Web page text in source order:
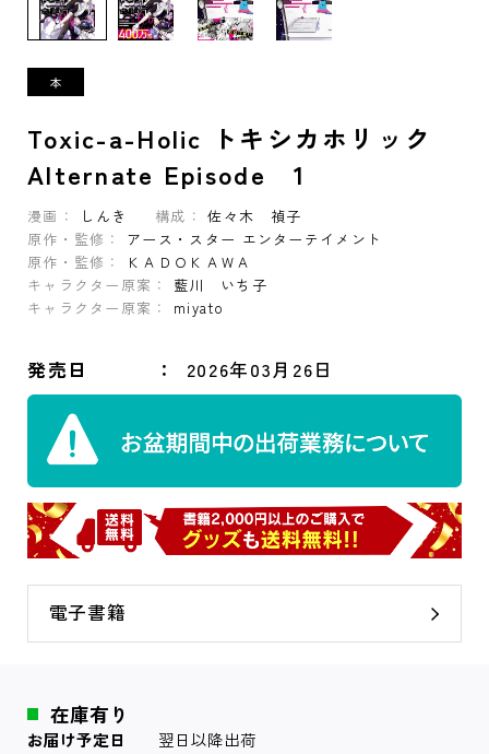
Toxic-a-Holic トキシカホリック
Alternate Episode 1
漫画： しんき 構成： 佐々木 禎子
原作・監修：
アース・スター エンターテイメント
原作・監修：
ＫＡＤＯＫＡＷＡ
キャラクター原案：
藍川 いち子
キャラクター原案：
miyato
発売日 2026年03月26日
電子書籍
在庫有り
お届け予定日 翌日以降出荷